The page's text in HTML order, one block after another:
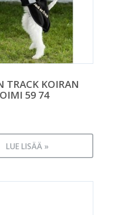
TRACK KOIRAN
59 74
LUE LISÄÄ »